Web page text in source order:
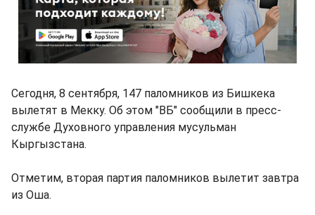
Сегодня, 8 сентября, 147 паломников из Бишкека
вылетят в Мекку. Об этом "ВБ" сообщили в пресс-
службе Духовного управления мусульман
Кыргызстана.
Отметим, вторая партия паломников вылетит завтра
из Оша.